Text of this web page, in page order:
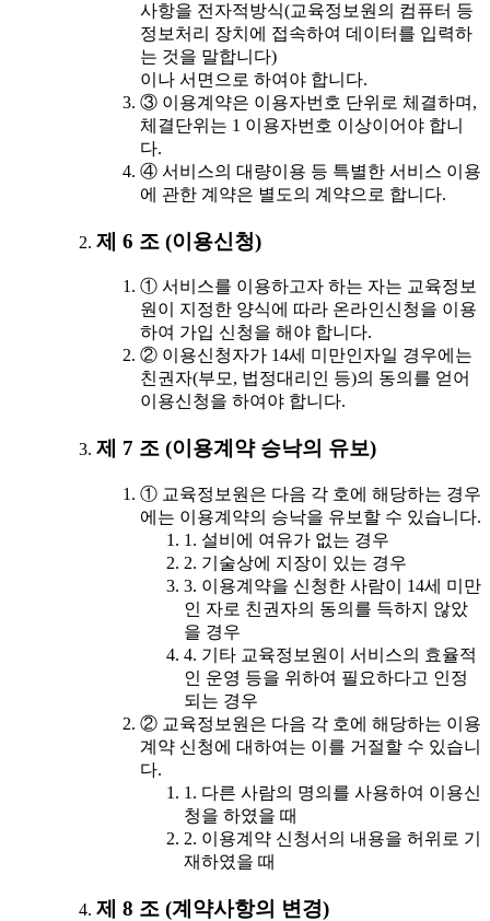
사항을 전자적방식(교육정보원의 컴퓨터 등
정보처리 장치에 접속하여 데이터를 입력하
는 것을 말합니다)
이나 서면으로 하여야 합니다.
③ 이용계약은 이용자번호 단위로 체결하며,
체결단위는 1 이용자번호 이상이어야 합니
다.
④ 서비스의 대량이용 등 특별한 서비스 이용
에 관한 계약은 별도의 계약으로 합니다.
제 6 조 (이용신청)
① 서비스를 이용하고자 하는 자는 교육정보
원이 지정한 양식에 따라 온라인신청을 이용
하여 가입 신청을 해야 합니다.
② 이용신청자가 14세 미만인자일 경우에는
친권자(부모, 법정대리인 등)의 동의를 얻어
이용신청을 하여야 합니다.
제 7 조 (이용계약 승낙의 유보)
① 교육정보원은 다음 각 호에 해당하는 경우
에는 이용계약의 승낙을 유보할 수 있습니다.
1. 설비에 여유가 없는 경우
2. 기술상에 지장이 있는 경우
3. 이용계약을 신청한 사람이 14세 미만
인 자로 친권자의 동의를 득하지 않았
을 경우
4. 기타 교육정보원이 서비스의 효율적
인 운영 등을 위하여 필요하다고 인정
되는 경우
② 교육정보원은 다음 각 호에 해당하는 이용
계약 신청에 대하여는 이를 거절할 수 있습니
다.
1. 다른 사람의 명의를 사용하여 이용신
청을 하였을 때
2. 이용계약 신청서의 내용을 허위로 기
재하였을 때
제 8 조 (계약사항의 변경)